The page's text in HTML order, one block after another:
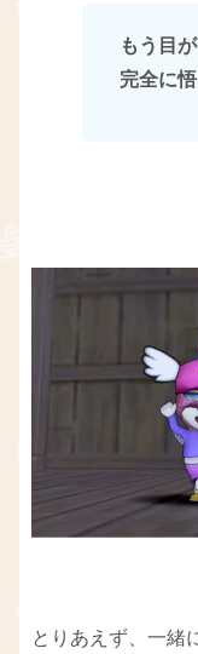
もう目
完全に
とりあえず、一緒